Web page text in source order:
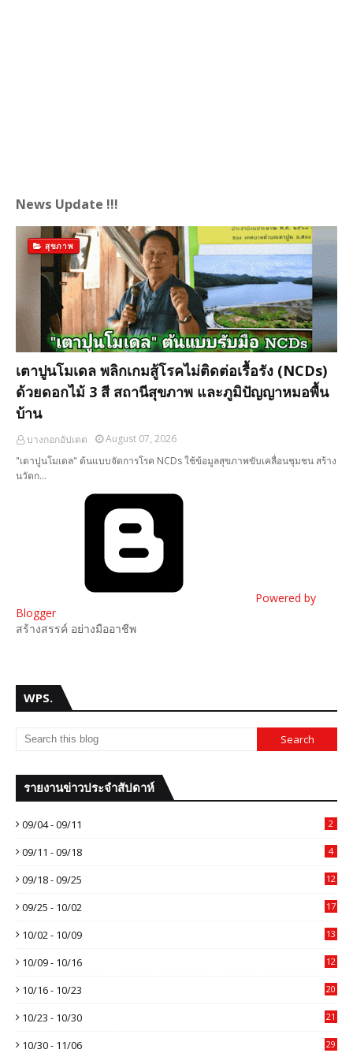
News Update !!!
สุขภาพ
เตาปูนโมเดล พลิกเกมสู้โรคไม่ติดต่อเรื้อรัง (NCDs)
ด้วยดอกไม้ 3 สี สถานีสุขภาพ และภูมิปัญญาหมอพื้น
บ้าน
บางกอกอัปเดต
August 07, 2026
"เตาปูนโมเดล" ต้นแบบจัดการโรค NCDs ใช้ข้อมูลสุขภาพขับเคลื่อนชุมชน สร้าง
นวัตก…
Powered by
Blogger
สร้างสรรค์ อย่างมืออาชีพ
WPS.
รายงานข่าวประจำสัปดาห์
09/04 - 09/11 2
09/11 - 09/18 4
09/18 - 09/25 12
09/25 - 10/02 17
10/02 - 10/09 13
10/09 - 10/16 12
10/16 - 10/23 20
10/23 - 10/30 21
10/30 - 11/06 29